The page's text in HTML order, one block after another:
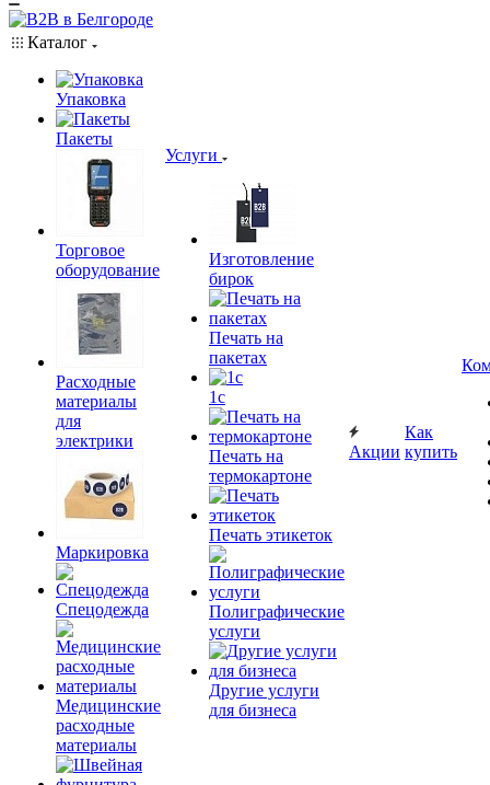
Каталог
Упаковка
Пакеты
Торговое
оборудование
Расходные
материалы
для
электрики
Маркировка
Спецодежда
Медицинские
расходные
материалы
Услуги
Изготовление
бирок
Печать на
пакетах
1c
Печать на
термокартоне
Печать этикеток
Полиграфические
услуги
Другие услуги
для бизнеса
Акции
Как
купить